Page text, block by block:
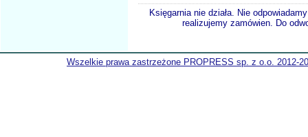
Księgarnia nie działa. Nie
realizujemy zamówien. Do
Wszelkie prawa zastrzeżone PROPRESS sp. z o.o. 2012-